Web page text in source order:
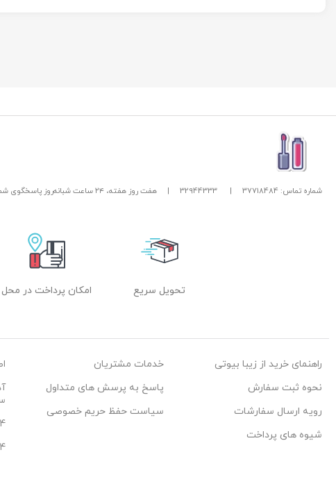
شماره تماس: 37718484 |
32944333
| هفت روز هفته، ۲۴ ساعت شبانه‌روز پاسخگوی شما هستیم.
تحویل سریع امکان پرداخت در محل
راهنمای خرید از زیبا بیوتی
نحوه ثبت سفارش
رویه ارسال سفارشات
شیوه های پرداخت
خدمات مشتریان
پاسخ به پرسش های متداول
سیاست حفظ حریم خصوصی
377